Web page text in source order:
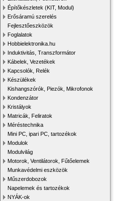
Építőkészletek (KIT, Modul)
Erősáramú szerelés
Fejlesztőeszközök
Foglalatok
Hobbielektronika.hu
Induktivitás, Transzformátor
Kábelek, Vezetékek
Kapcsolók, Relék
Készülékek
Kishangszórók, Piezók, Mikrofonok
Kondenzátor
Kristályok
Matricák, Feliratok
Méréstechnika
Mini PC, ipari PC, tartozékok
Modulok
Modulvilág
Motorok, Ventilátorok, Fűtőelemek
Munkavédelmi eszközök
Műszerdobozok
Napelemek és tartozékok
NYÁK-ok